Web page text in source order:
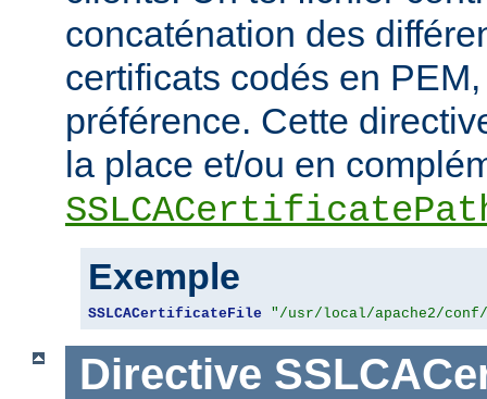
concaténation des
certificats codés en
préférence. Cette
la place et/ou en
Exemple
SSLCACertificateFile "/usr/local/apache2/
Directive